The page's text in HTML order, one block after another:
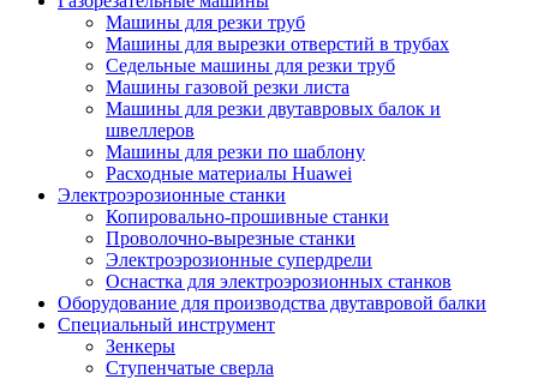
Машины для резки труб
Машины для вырезки отверстий в трубах
Седельные машины для резки труб
Машины газовой резки листа
Машины для резки двутавровых балок и
швеллеров
Машины для резки по шаблону
Расходные материалы Huawei
Электроэрозионные станки
Копировально-прошивные станки
Проволочно-вырезные станки
Электроэрозионные супердрели
Оснастка для электроэрозионных станков
Оборудование для производства двутавровой балки
Специальный инструмент
Зенкеры
Ступенчатые сверла